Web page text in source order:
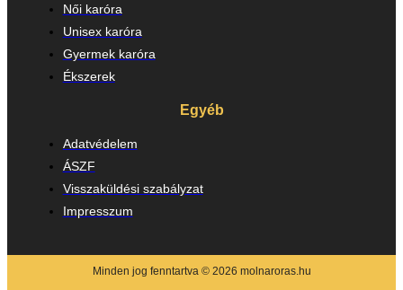
Női karóra
Unisex karóra
Gyermek karóra
Ékszerek
Egyéb
Adatvédelem
ÁSZF
Visszaküldési szabályzat
Impresszum
Minden jog fenntartva © 2026 molnaroras.hu